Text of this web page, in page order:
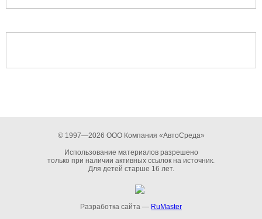
© 1997—2026 ООО Компания «АвтоСреда»
Использование материалов разрешено
только при наличии активных ссылок на источник.
Для детей старше 16 лет.
Разработка сайта — RuMaster